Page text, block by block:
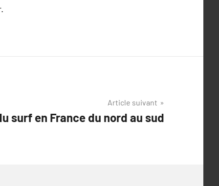
Article suivant
surf en France du nord au sud